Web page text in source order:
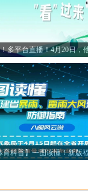
多平台直播！4月20日，
育科普】一图读懂！新版